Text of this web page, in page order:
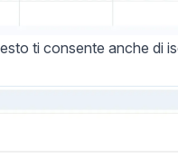
ti consente anche di